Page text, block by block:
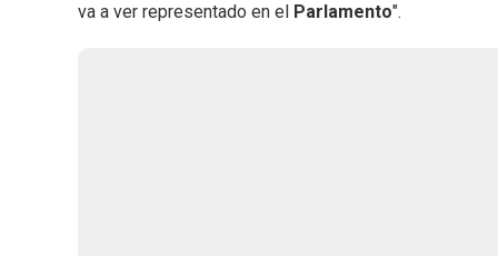
va a ver representado en el
Parlamento".